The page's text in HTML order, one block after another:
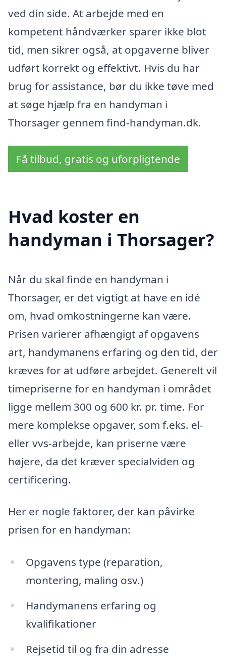
ved din side. At arbejde med en
kompetent håndværker sparer ikke blot
tid, men sikrer også, at opgaverne bliver
udført korrekt og effektivt. Hvis du har
brug for assistance, bør du ikke tøve med
at søge hjælp fra en handyman i
Thorsager gennem find-handyman.dk.
Få tilbud, gratis og uforpligtende
Hvad koster en
handyman i Thorsager?
Når du skal finde en handyman i
Thorsager, er det vigtigt at have en idé
om, hvad omkostningerne kan være.
Prisen varierer afhængigt af opgavens
art, handymanens erfaring og den tid, der
kræves for at udføre arbejdet. Generelt vil
timepriserne for en handyman i området
ligge mellem 300 og 600 kr. pr. time. For
mere komplekse opgaver, som f.eks. el-
eller vvs-arbejde, kan priserne være
højere, da det kræver specialviden og
certificering.
Her er nogle faktorer, der kan påvirke
prisen for en handyman:
Opgavens type (reparation,
montering, maling osv.)
Handymanens erfaring og
kvalifikationer
Rejsetid til og fra din adresse